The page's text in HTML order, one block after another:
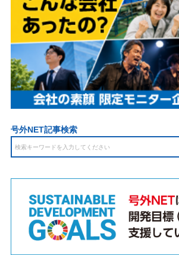
号外NET記事検索